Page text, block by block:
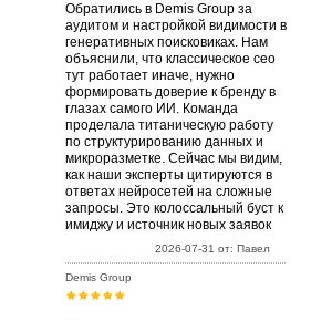
Обратились в Demis Group за
аудитом и настройкой видимости в
генеративных поисковиках. Нам
объяснили, что классическое сео
тут работает иначе, нужно
формировать доверие к бренду в
глазах самого ИИ. Команда
проделала титаническую работу
по структурированию данных и
микроразметке. Сейчас мы видим,
как наши эксперты цитируются в
ответах нейросетей на сложные
запросы. Это колоссальный буст к
имиджу и источник новых заявок
2026-07-31 от: Павел
Demis Group